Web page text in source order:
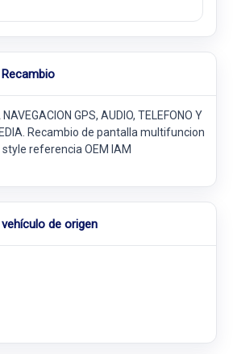
GPS, AUDIO, TELEFONO Y
Recambio de pantalla multifuncion
referencia OEM IAM
de origen